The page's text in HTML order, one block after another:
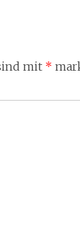
mit *